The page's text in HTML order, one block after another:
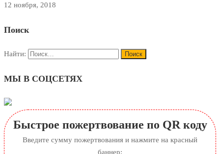
12 ноября, 2018
Поиск
Найти:
МЫ В СОЦСЕТЯХ
Быстрое пожертвование по QR коду
Введите сумму пожертвования и нажмите на красный
баннер: